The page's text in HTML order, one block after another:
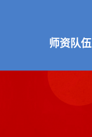
师资队伍